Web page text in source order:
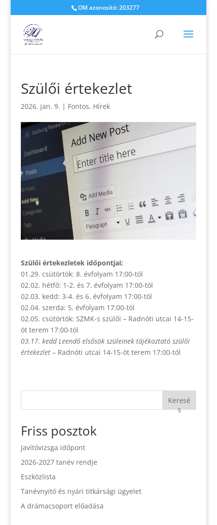
OM azonosító: 203277
Szülői értekezlet
2026. jan. 9. | Fontos, Hírek
Szülői értekezletek időpontjai:
01.29. csütörtök: 8. évfolyam 17:00-tól
02.02. hétfő: 1-2. és 7. évfolyam 17:00-tól
02.03. kedd: 3-4. és 6. évfolyam 17:00-tól
02.04. szerda: 5. évfolyam 17:00-tól
02.05. csütörtök: SZMK-s szülői – Radnóti utcai 14-15-
öt terem 17:00-tól
03.17. kedd Leendő elsősök szüleinek tájékoztató szülői
értekezlet – Radnóti utcai 14-15-öt terem 17:00-tól
Keresé
s
Friss posztok
Javítóvizsga időpont
2026-2027 tanév rendje
Eszközlista
Tanévnyitó és nyári titkársági ügyelet
A drámacsoport előadása